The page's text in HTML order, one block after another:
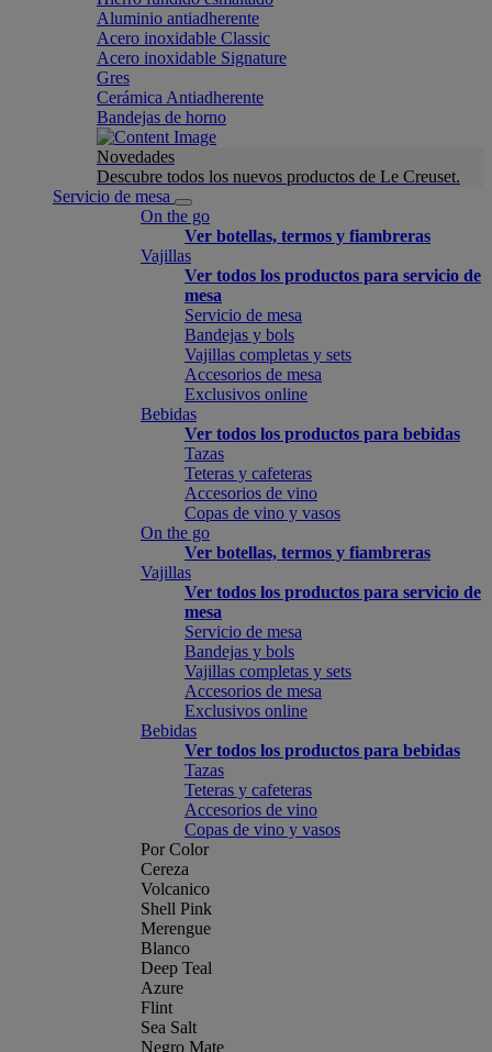
Aluminio antiadherente
Acero inoxidable Classic
Acero inoxidable Signature
Gres
Cerámica Antiadherente
Bandejas de horno
Novedades
Descubre todos los nuevos productos de Le Creuset.
Servicio de mesa
On the go
Ver botellas, termos y fiambreras
Vajillas
Ver todos los productos para servicio de
mesa
Servicio de mesa
Bandejas y bols
Vajillas completas y sets
Accesorios de mesa
Exclusivos online
Bebidas
Ver todos los productos para bebidas
Tazas
Teteras y cafeteras
Accesorios de vino
Copas de vino y vasos
On the go
Ver botellas, termos y fiambreras
Vajillas
Ver todos los productos para servicio de
mesa
Servicio de mesa
Bandejas y bols
Vajillas completas y sets
Accesorios de mesa
Exclusivos online
Bebidas
Ver todos los productos para bebidas
Tazas
Teteras y cafeteras
Accesorios de vino
Copas de vino y vasos
Por Color
Cereza
Volcanico
Shell Pink
Merengue
Blanco
Deep Teal
Azure
Flint
Sea Salt
Negro Mate